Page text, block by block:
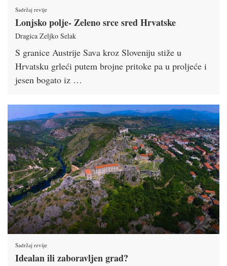
Sadržaj revije
Lonjsko polje- Zeleno srce sred Hrvatske
Dragica Zeljko Selak
S granice Austrije Sava kroz Sloveniju stiže u
Hrvatsku grleći putem brojne pritoke pa u proljeće i
jesen bogato iz …
Sadržaj revije
Idealan ili zaboravljen grad?